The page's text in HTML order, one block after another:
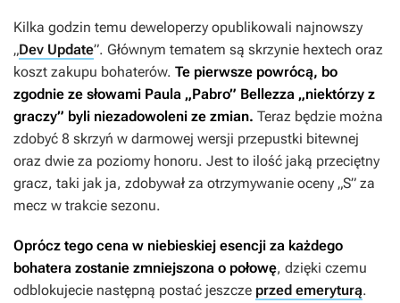
Kilka godzin temu deweloperzy opublikowali najnowszy
„Dev Update”. Głównym tematem są skrzynie hextech oraz
koszt zakupu bohaterów. Te pierwsze powrócą, bo
zgodnie ze słowami Paula „Pabro” Bellezza „niektórzy z
graczy” byli niezadowoleni ze zmian. Teraz będzie można
zdobyć 8 skrzyń w darmowej wersji przepustki bitewnej
oraz dwie za poziomy honoru. Jest to ilość jaką przeciętny
gracz, taki jak ja, zdobywał za otrzymywanie oceny „S” za
mecz w trakcie sezonu.
Oprócz tego cena w niebieskiej esencji za każdego
bohatera zostanie zmniejszona o połowę, dzięki czemu
odblokujecie następną postać jeszcze przed emeryturą.